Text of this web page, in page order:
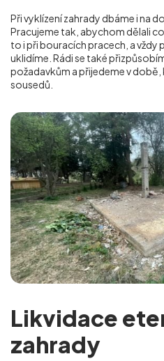
Při vyklízení zahrady dbáme i na
Pracujeme tak, abychom dělali
to i při bouracích pracech, a
uklidíme. Rádi se také
požadavkům a přijedeme v
sousedů.
Likvidace
zahrady